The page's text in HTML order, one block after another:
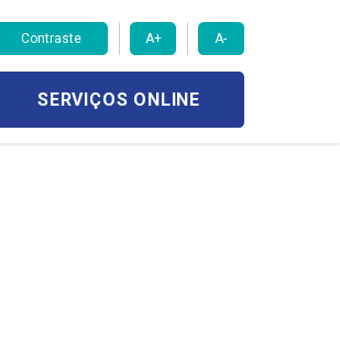
Contraste A+ A-
SERVIÇOS ONLINE